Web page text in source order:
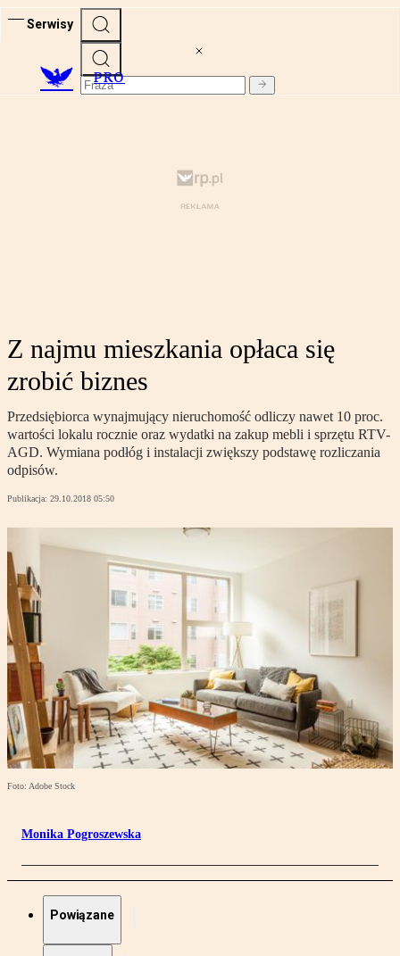
Serwisy
PRO
Z najmu mieszkania opłaca się
zrobić biznes
Przedsiębiorca wynajmujący nieruchomość odliczy nawet 10 proc.
wartości lokalu rocznie oraz wydatki na zakup mebli i sprzętu RTV-
AGD. Wymiana podłóg i instalacji zwiększy podstawę rozliczania
odpisów.
Publikacja: 29.10.2018 05:50
Foto: Adobe Stock
Monika Pogroszewska
Powiązane